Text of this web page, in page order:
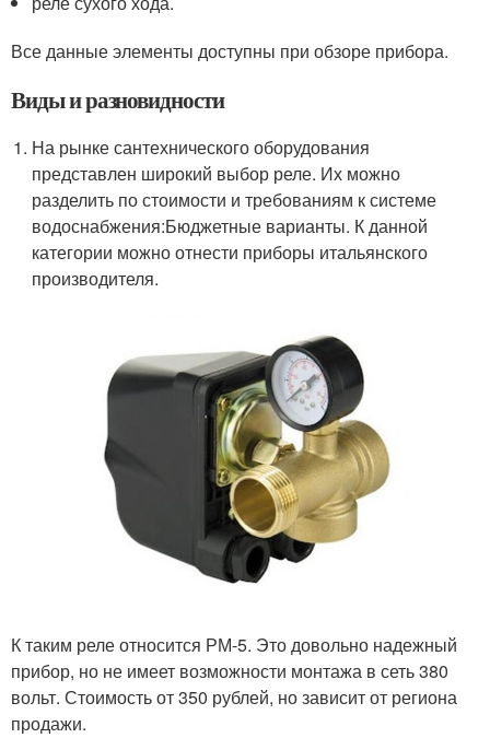
Все данные элементы доступны при обзоре прибора.
Виды и разновидности
На рынке сантехнического оборудования
представлен широкий выбор реле. Их можно
разделить по стоимости и требованиям к системе
водоснабжения:Бюджетные варианты. К данной
категории можно отнести приборы итальянского
производителя.
К таким реле относится РМ-5. Это довольно надежный
прибор, но не имеет возможности монтажа в сеть 380
вольт. Стоимость от 350 рублей, но зависит от региона
продажи.